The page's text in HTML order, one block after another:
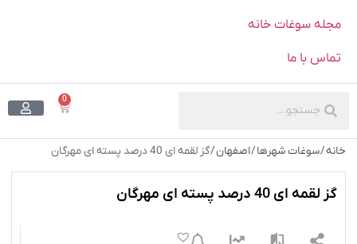
مجله سوغات خانه
تماس با ما
0
خانه/سوغات شهرها/اصفهان/ گز لقمه ای 40 درصد پسته ای مهرگان
گز لقمه ای 40 درصد پسته ای مهرگان